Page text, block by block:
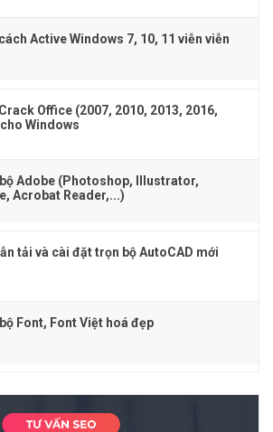
Active Windows 7, 10, 11 viễn viễn
Office (2007, 2010, 2013, 2016,
Windows
Adobe (Photoshop, Illustrator,
Acrobat Reader,...)
tải và cài đặt trọn bộ AutoCAD mới
Font, Font Việt hoá đẹp